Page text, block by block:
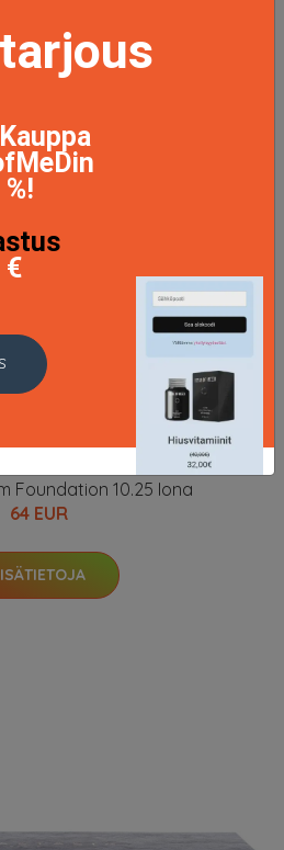
Foundation 10.25 Iona
64 EUR
€